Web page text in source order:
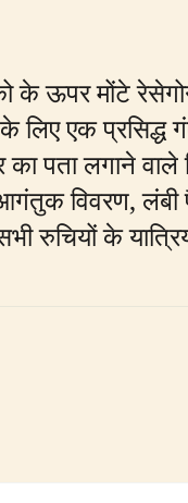
के ऊपर मोंटे
लिए एक प्रसिद्ध
पता लगाने
विवरण,
रुचियों के